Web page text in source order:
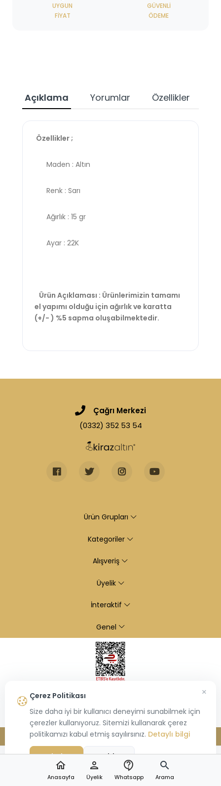
UYGUN
FIYAT
GÜVENLI
ÖDEME
Açıklama Yorumlar Özellikler
Özellikler ;
Maden : Altın
Renk : Sarı
Ağırlık : 15 gr
Ayar : 22K
Ürün Açıklaması : Ürünlerimizin tamamı
el yapımı olduğu için ağırlık ve karatta
(+/- ) %5 sapma oluşabilmektedir.
Çağrı Merkezi
(0332) 352 53 54
Ürün Grupları
Kategoriler
Alışveriş
Üyelik
İnteraktif
Genel
© 2026 Kiraz Altın- Tüm hakları saklıdır.
Bu site,Hiosis®tarafından geliştirilmişE-Ticaretpaketleri ile oluşturulmuştur.
home
Anasayfa
person
Üyelik
contact_support
Whatsapp
search
Arama
Çerez Politikası
Size daha iyi bir kullanıcı deneyimi sunabilmek için
çerezler kullanıyoruz. Sitemizi kullanarak çerez
politikamızı kabul etmiş sayılırsınız. Detaylı bilgi
Kabul Et Reddet
×